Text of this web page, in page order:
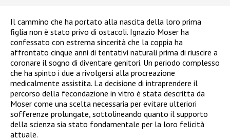
Il cammino che ha portato alla nascita della loro prima
figlia non è stato privo di ostacoli. Ignazio Moser ha
confessato con estrema sincerità che la coppia ha
affrontato cinque anni di tentativi naturali prima di riuscire a
coronare il sogno di diventare genitori. Un periodo complesso
che ha spinto i due a rivolgersi alla procreazione
medicalmente assistita. La decisione di intraprendere il
percorso della fecondazione in vitro è stata descritta da
Moser come una scelta necessaria per evitare ulteriori
sofferenze prolungate, sottolineando quanto il supporto
della scienza sia stato fondamentale per la loro felicità
attuale.